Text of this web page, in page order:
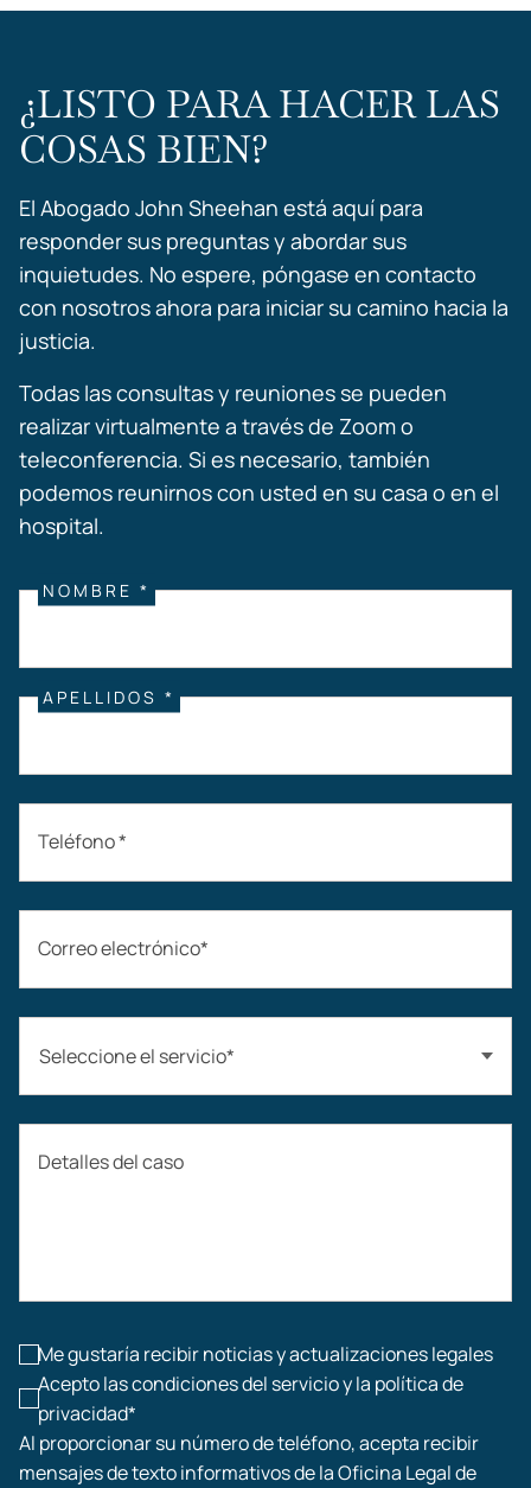
¿LISTO PARA HACER LAS
COSAS BIEN?
El Abogado John Sheehan está aquí para
responder sus preguntas y abordar sus
inquietudes. No espere, póngase en contacto
con nosotros ahora para iniciar su camino hacia la
justicia.
Todas las consultas y reuniones se pueden
realizar virtualmente a través de Zoom o
teleconferencia. Si es necesario, también
podemos reunirnos con usted en su casa o en el
hospital.
NOMBRE *
APELLIDOS *
Teléfono *
Correo electrónico*
Seleccione el servicio*
Accidentes automovilísticos
Lesiones laborales
Detalles del caso
Me gustaría recibir noticias y actualizaciones legales
Acepto las condiciones del servicio y la política de
privacidad*
Al proporcionar su número de teléfono, acepta recibir
mensajes de texto informativos de la Oficina Legal de